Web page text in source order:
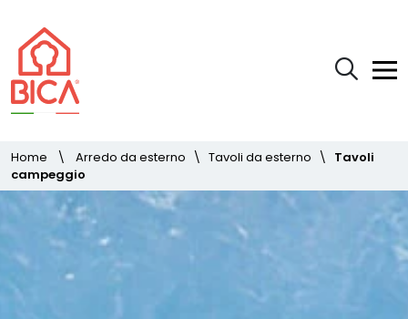
Home \ Arredo da esterno \ Tavoli da esterno \ Tavoli
campeggio